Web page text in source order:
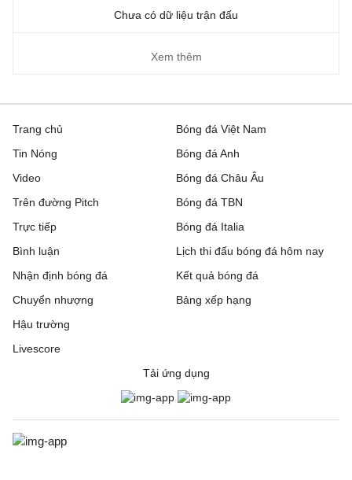
Chưa có dữ liệu trận đấu
Xem thêm
Trang chủ
Tin Nóng
Video
Trên đường Pitch
Trực tiếp
Bóng đá Việt Nam
Bóng đá Anh
Bóng đá Châu Âu
Bóng đá TBN
Bóng đá Italia
Bình luận
Nhận định bóng đá
Chuyển nhượng
Hậu trường
Livescore
Lịch thi đấu bóng đá hôm nay
Kết quả bóng đá
Bảng xếp hạng
Tải ứng dụng